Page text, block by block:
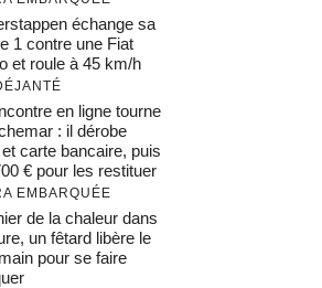
échange sa
1 contre une Fiat
et roule à 45 km/h
en ligne tourne
: il dérobe
carte bancaire, puis
€ pour les restituer
EMBARQUÉE
de la chaleur dans
un fêtard libère le
pour se faire